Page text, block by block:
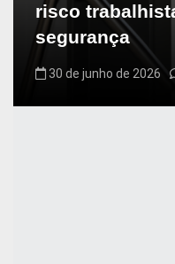
risco
segurança
30 de junho de 2026